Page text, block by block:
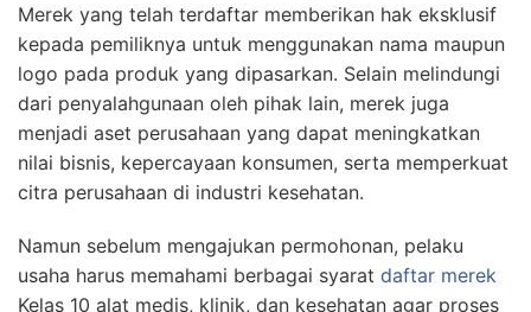
Merek yang telah terdaftar memberikan hak eksklusif
kepada pemiliknya untuk menggunakan nama maupun
logo pada produk yang dipasarkan. Selain melindungi
dari penyalahgunaan oleh pihak lain, merek juga
menjadi aset perusahaan yang dapat meningkatkan
nilai bisnis, kepercayaan konsumen, serta memperkuat
citra perusahaan di industri kesehatan.
Namun sebelum mengajukan permohonan, pelaku
usaha harus memahami berbagai syarat daftar merek
Kelas 10 alat medis, klinik, dan kesehatan agar proses